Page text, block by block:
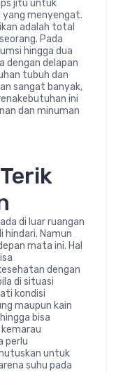
jitu untuk
yang menyengat.
adalah total
Pada
hingga dua
dengan delapan
tubuh dan
sangat banyak,
ini
dan minuman
di luar ruangan
hindari. Namun
mata ini. Hal
dengan
di situasi
kondisi
maupun kain
bisa
perlu
untuk
suhu pada